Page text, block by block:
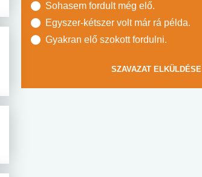
Sohasem fordult még elő.
Egyszer-kétszer volt már rá példa.
Gyakran elő szokott fordulni.
SZAVAZAT ELKÜLDÉSE